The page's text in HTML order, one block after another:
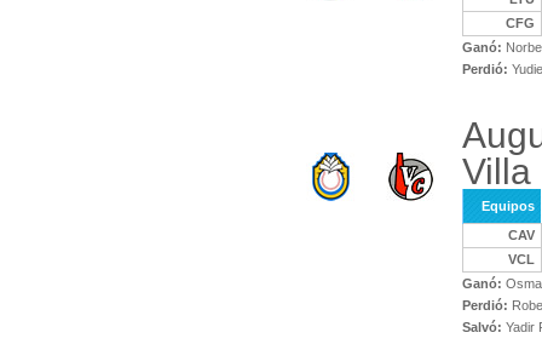
CFG
Ganó:
Perdió:
Villa
Equipos
CAV
VCL
Ganó:
Perdió:
Salvó: Yadir